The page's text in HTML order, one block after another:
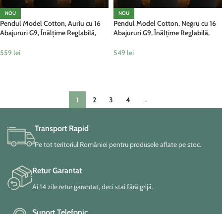
NOU
Pendul Model Cotton, Auriu cu 16
Abajururi G9, Înălțime Reglabilă,
559 lei
NOU
Pendul Model Cotton, Negru cu 16
Abajururi G9, Înălțime Reglabilă,
549 lei
1 2 3 4 →
Transport Rapid
Pe tot teritoriul României pentru produsele aflate pe stoc.
Retur Garantat
Ai 14 zile retur garantat, deci stai fără grijă.
Suport Telefonic